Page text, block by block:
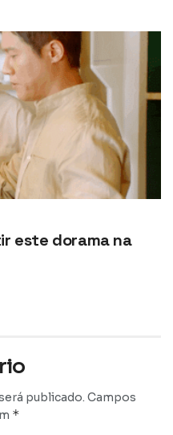
este dorama na
publicado. Campos
*